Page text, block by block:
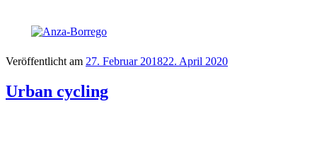
Veröffentlicht am 27. Februar 201822. April 2020
Urban cycling